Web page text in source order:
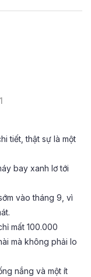
tiết, thật sự là một
bay xanh lơ tới
vào tháng 9, vì
mất 100.000
mà không phải lo
nắng và một ít